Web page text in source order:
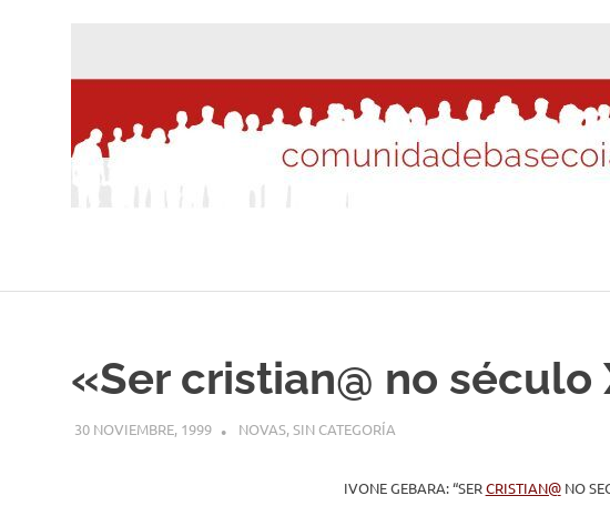
«Ser cristian@ no século
30 NOVIEMBRE, 1999 DESARROLLO
NOVAS,SIN CATEGORÍA
IVONE GEBARA: “SERCRISTIAN@NO